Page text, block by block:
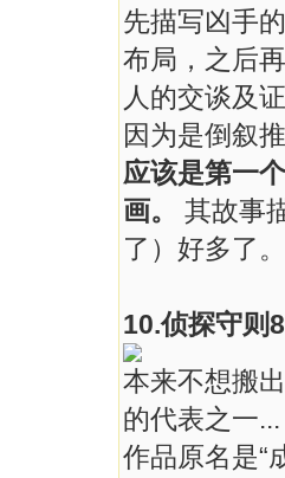
先描写凶手
布局，之后
人的交谈及
因为是倒叙
应该是第一
画。 其故事
了）好多了。
10.侦探守则
本来不想搬
的代表之一...
作品原名是“